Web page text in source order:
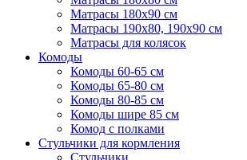
Матрасы 180х90 см
Матрасы 190х80, 190х90 см
Матрасы для колясок
Комоды
Комоды 60-65 см
Комоды 65-80 см
Комоды 80-85 см
Комоды шире 85 см
Комод с полками
Стульчики для кормления
Стульчики